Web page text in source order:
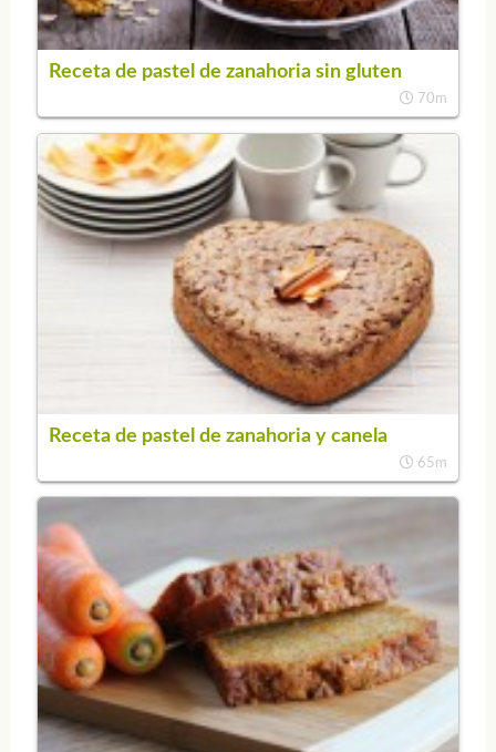
Receta de pastel de zanahoria sin gluten
70m
Receta de pastel de zanahoria y canela
65m